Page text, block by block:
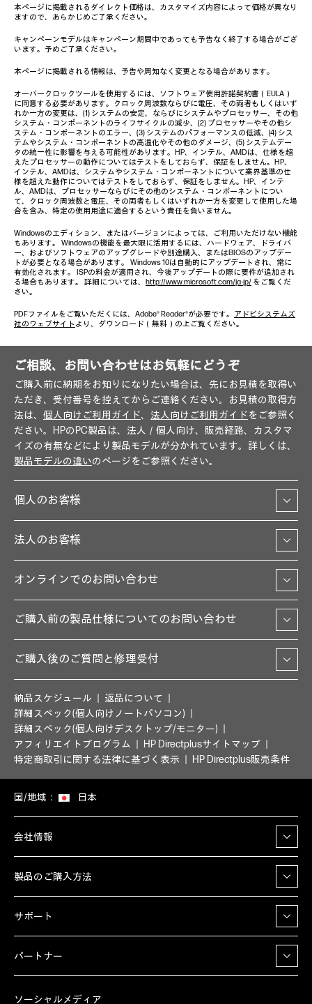
本ページに掲載されるダイレクト価格は、カスタマイズ内容によって価格が異なり
ますので、あらかじめご了承ください。
キャンペーンモデルはキャンペーン期間中であっても予告なく終了する場合がござ
います。予めご了承ください。
本ページに掲載される情報は、予告や周知なく変更となる場合があります。
オーバークロックツールを使用するには、ソフトウェア使用許諾契約書（EULA）
に同意する必要があります。クロック周波数ならびに電圧、その両者もしくはいず
れか一方の変更は、(1) システムの安定、ならびにシステムやプロセッサー、その他
システム・コンポーネントのライフサイクルの減少、(2) プロセッサーやその他シ
ステム・コンポーネントのエラー、(3) システムのパフォーマンスの低減、(4) シス
テムやシステム・コンポーネントの高温化やその他のダメージ、(5) システムデー
タの統一性に影響を与える可能性があります。HP、インテル、AMDは、仕様を超
えたプロセッサーの動作についてはテストをしておらず、保証をしません。HP、
インテル、AMDは、システムやシステム・コンポーネントについて業界基準の仕
様を超えた動作についてはテストをしておらず、保証をしません。HP、インテ
ル、AMDは、プロセッサーならびにその他のシステム・コンポーネントについ
て、クロック周波数と電圧、その両者もしくはいずれか一方を変更して使用した場
合を含み、特定の使用用途に適合するという責任を負いません。
Windowsのエディション、またはバージョンによっては、ご利用いただけない機能
もあります。 Windowsの機能を最大限に活用するには、ハードウェア、ドライバ
ー、およびソフトウェアのアップグレードや別途購入、またはBIOSのアップデー
トが必要となる場合があります。 Windows 10は自動的にアップデートされ、常に
有効化されます。 ISPの料金が適用され、今後アップデートの際に要件が追加され
る場合もあります。 詳細については、 http://www.microsoft.com/ja-jp/ をご覧くだ
さい。
PDFファイルをご覧いただくには、Adobe® Reader®が必要です。 アドビシステムズ
社のウェブサイト より、ダウンロード（無料）の上ご覧ください。
ご相談、お問い合わせはお気軽にどうぞ
ご購入前に納期をお知りになりたい場合は、先にお見積を取得い
ただき、受付番号を控えてからご連絡ください。お見積の取得方
法は、 個人向けご利用ガイド、 法人向けご利用ガイドをご参照く
ださい。HPのPC製品は、法人／個人向け、販売経路、カスタマ
イズの有無などにより製品モデルが分かれています。詳しくは、
製品モデルの違いのページをご参照ください。
個人のお客様
法人のお客様
オンラインでのお問い合わせ
ご購入前の製品仕様についてのお問い合わせ
ご購入後のご質問と修理受付
納品スケジュール
返品について
詳細スペック(個人向けノートパソコン)
詳細スペック(個人向けデスクトップ/モニター)
アフィリエイトプログラム
HP Directplusサイトマップ
特定商取引に関する法律に基づく表示
HP Directplus販売条件
国/地域： 日本
会社情報
製品のご購入方法
サポート
パートナー
ソーシャルメディア